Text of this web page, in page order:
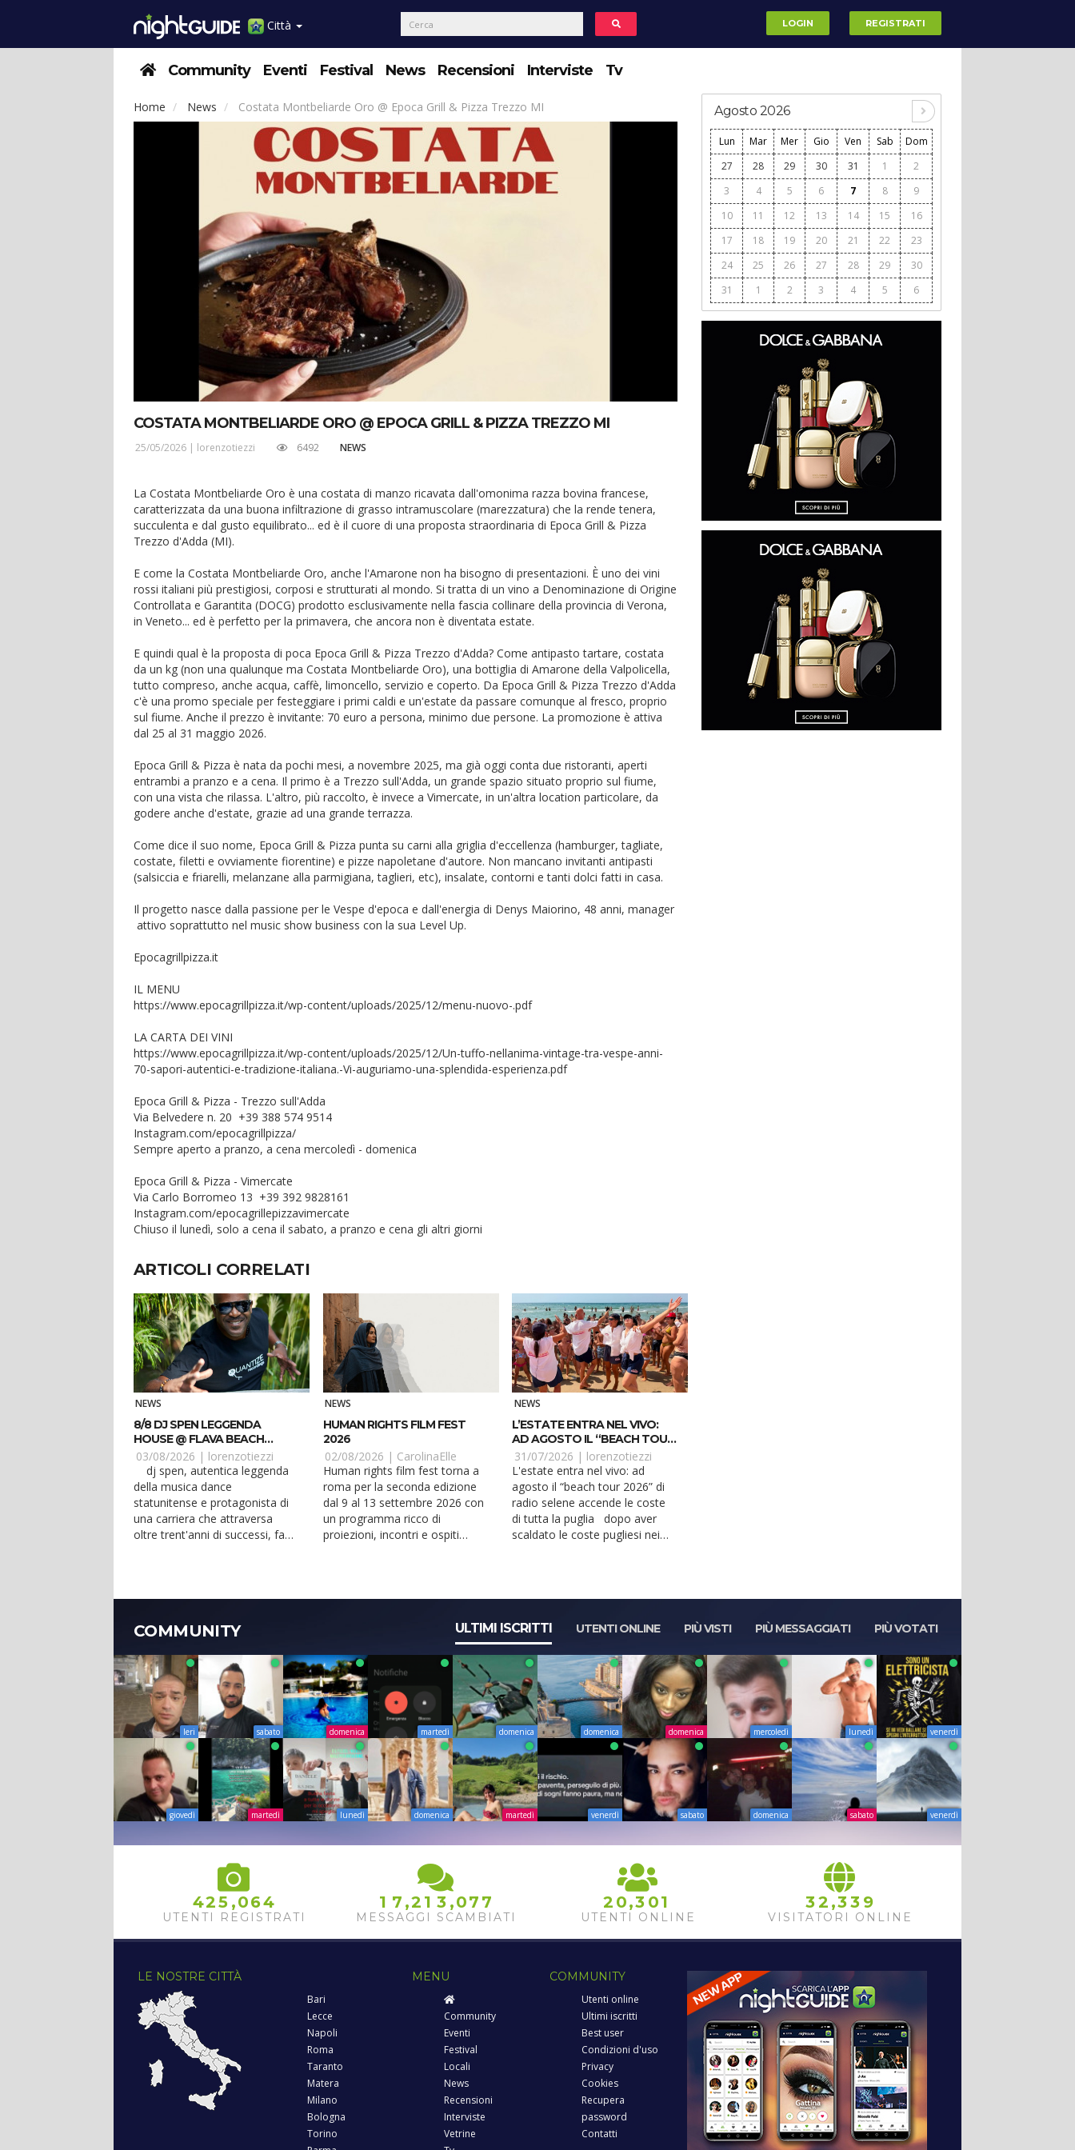
Città LOGIN REGISTRATI
Community Eventi Festival News Recensioni Interviste Tv
Home News Costata Montbeliarde Oro @ Epoca Grill & Pizza Trezzo MI
COSTATA MONTBELIARDE ORO @ EPOCA GRILL & PIZZA TREZZO MI
25/05/2026 | lorenzotiezzi 6492 NEWS
La Costata Montbeliarde Oro è una costata di manzo ricavata dall'omonima razza bovina francese,
caratterizzata da una buona infiltrazione di grasso intramuscolare (marezzatura) che la rende tenera,
succulenta e dal gusto equilibrato... ed è il cuore di una proposta straordinaria di Epoca Grill & Pizza
Trezzo d'Adda (MI).
E come la Costata Montbeliarde Oro, anche l'Amarone non ha bisogno di presentazioni. È uno dei vini
rossi italiani più prestigiosi, corposi e strutturati al mondo. Si tratta di un vino a Denominazione di Origine
Controllata e Garantita (DOCG) prodotto esclusivamente nella fascia collinare della provincia di Verona,
in Veneto... ed è perfetto per la primavera, che ancora non è diventata estate.
E quindi qual è la proposta di poca Epoca Grill & Pizza Trezzo d'Adda? Come antipasto tartare, costata
da un kg (non una qualunque ma Costata Montbeliarde Oro), una bottiglia di Amarone della Valpolicella,
tutto compreso, anche acqua, caffè, limoncello, servizio e coperto. Da Epoca Grill & Pizza Trezzo d'Adda
c'è una promo speciale per festeggiare i primi caldi e un'estate da passare comunque al fresco, proprio
sul fiume. Anche il prezzo è invitante: 70 euro a persona, minimo due persone. La promozione è attiva
dal 25 al 31 maggio 2026.
Epoca Grill & Pizza è nata da pochi mesi, a novembre 2025, ma già oggi conta due ristoranti, aperti
entrambi a pranzo e a cena. Il primo è a Trezzo sull'Adda, un grande spazio situato proprio sul fiume,
con una vista che rilassa. L'altro, più raccolto, è invece a Vimercate, in un'altra location particolare, da
godere anche d'estate, grazie ad una grande terrazza.
Come dice il suo nome, Epoca Grill & Pizza punta su carni alla griglia d'eccellenza (hamburger, tagliate,
costate, filetti e ovviamente fiorentine) e pizze napoletane d'autore. Non mancano invitanti antipasti
(salsiccia e friarelli, melanzane alla parmigiana, taglieri, etc), insalate, contorni e tanti dolci fatti in casa.
Il progetto nasce dalla passione per le Vespe d'epoca e dall'energia di Denys Maiorino, 48 anni, manager
attivo soprattutto nel music show business con la sua Level Up.
Epocagrillpizza.it
IL MENU
https://www.epocagrillpizza.it/wp-content/uploads/2025/12/menu-nuovo-.pdf
LA CARTA DEI VINI
https://www.epocagrillpizza.it/wp-content/uploads/2025/12/Un-tuffo-nellanima-vintage-tra-vespe-anni-
70-sapori-autentici-e-tradizione-italiana.-Vi-auguriamo-una-splendida-esperienza.pdf
Epoca Grill & Pizza - Trezzo sull'Adda
Via Belvedere n. 20 +39 388 574 9514
Instagram.com/epocagrillpizza/
Sempre aperto a pranzo, a cena mercoledì - domenica
Epoca Grill & Pizza - Vimercate
Via Carlo Borromeo 13 +39 392 9828161
Instagram.com/epocagrillepizzavimercate
Chiuso il lunedì, solo a cena il sabato, a pranzo e cena gli altri giorni
ARTICOLI CORRELATI
NEWS
8/8 DJ SPEN LEGGENDA
HOUSE @ FLAVA BEACH
CASTEL VOLTURNO CE
03/08/2026 | lorenzotiezzi
della musica dance
statunitense e protagonista di
una carriera che attraversa
oltre trent'anni di successi, fa
NEWS
HUMAN RIGHTS FILM FEST
2026
02/08/2026 | CarolinaElle
Human rights film fest torna a
roma per la seconda edizione
dal 9 al 13 settembre 2026 con
un programma ricco di
proiezioni, incontri e ospiti
NEWS
L’ESTATE ENTRA NEL VIVO:
AD AGOSTO IL “BEACH TOUR
2026” DI RADIO SELENE
ACCENDE LE COSTE DI
TUTTA LA PUGLIA
31/07/2026 | lorenzotiezzi
L'estate entra nel vivo: ad
agosto il “beach tour 2026” di
radio selene accende le coste
di tutta la puglia dopo aver
scaldato le coste pugliesi nei
Agosto 2026
Lun Mar Mer Gio Ven Sab
Dom
27
28 29 30 31 1
2
3
4 5 6 7 8
9
10
11 12 13 14 15
16
17
18 19 20 21 22
23
24
25 26 27 28 29
30
31
1 2 3 4 5 6
COMMUNITY ULTIMI ISCRITTI UTENTI ONLINE PIÙ VISTI PIÙ MESSAGGIATI PIÙ VOTATI
Ieri sabato domenica martedì domenica domenica domenica mercoledì lunedì venerdì
giovedì martedì lunedì domenica martedì venerdì sabato domenica sabato venerdì
425 ,064
UTENTI REGISTRATI
1 7 ,2 1 3 ,07 7
MESSAGGI SCAMBIATI
2 0,3 01
UTENTI ONLINE
32 ,33 9
VISITATORI ONLINE
LE NOSTRE CITTÀ
Bari
Lecce
Napoli
Roma
Taranto
Matera
Milano
Bologna
Torino
MENU
Community
Eventi
Festival
Locali
News
Recensioni
Interviste
Vetrine
COMMUNITY
Utenti online
Ultimi iscritti
Best user
Condizioni d'uso
Privacy
Cookies
Recupera
password
Contatti